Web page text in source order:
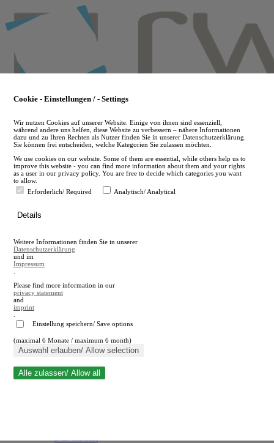
to
main
en
A
A
Suche schließen
Cookie - Einstellungen / - Settings
Wir nutzen Cookies auf unserer Website. Einige von ihnen sind essenziell,
während andere uns helfen, diese Website zu verbessern – nähere Informationen
dazu und zu Ihren Rechten als Nutzer finden Sie in unserer Datenschutzerklärung.
Sie können frei entscheiden, welche Kategorien Sie zulassen möchten.
We use cookies on our website. Some of them are essential, while others help us to
improve this website - you can find more information about them and your rights
as a user in our privacy policy. You are free to decide which categories you want
to allow.
Erforderlich/ Required
Analytisch/ Analytical
Details
Weitere Informationen finden Sie in unserer
Datenschutzerklärung
und im
Impressum
Please find more information in our
privacy statement
and
imprint
Einstellung speichern/ Save options
(maximal 6 Monate / maximum 6 month)
Auswahl erlauben/ Allow selection
Alle zulassen/ Allow all